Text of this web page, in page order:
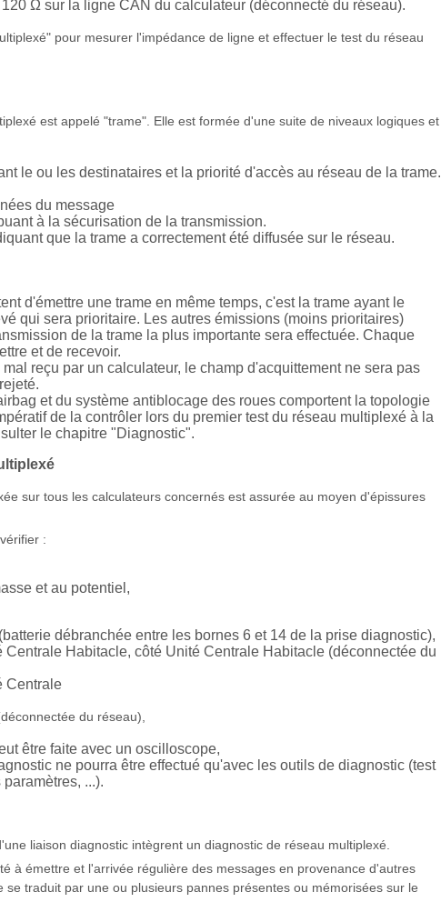
Ω sur la ligne CAN du calculateur (déconnecté du réseau).
pour mesurer l'impédance de ligne et effectuer le test du réseau
est appelé "trame". Elle est formée d'une suite de niveaux logiques et
le ou les destinataires et la priorité d'accès au réseau de la trame.
du message
à la sécurisation de la transmission.
que la trame a correctement été diffusée sur le réseau.
d'émettre une trame en même temps, c'est la trame ayant le
qui sera prioritaire. Les autres émissions (moins prioritaires)
de la trame la plus importante sera effectuée. Chaque
et de recevoir.
reçu par un calculateur, le champ d'acquittement ne sera pas
et du système antiblocage des roues comportent la topologie
de la contrôler lors du premier test du réseau multiplexé à la
le chapitre "Diagnostic".
sur tous les calculateurs concernés est assurée au moyen d'épissures
:
et au potentiel,
débranchée entre les bornes 6 et 14 de la prise diagnostic),
Habitacle, côté Unité Centrale Habitacle (déconnectée du
Centrale
du réseau),
être faite avec un oscilloscope,
ne pourra être effectué qu'avec les outils de diagnostic (test
...).
liaison diagnostic intègrent un diagnostic de réseau multiplexé.
à émettre et l'arrivée régulière des messages en provenance d'autres
se traduit par une ou plusieurs pannes présentes ou mémorisées sur le